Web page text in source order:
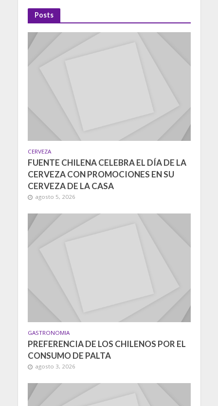
Posts
CERVEZA
FUENTE CHILENA CELEBRA EL DÍA DE LA
CERVEZA CON PROMOCIONES EN SU
CERVEZA DE LA CASA
agosto 5, 2026
GASTRONOMIA
PREFERENCIA DE LOS CHILENOS POR EL
CONSUMO DE PALTA
agosto 3, 2026